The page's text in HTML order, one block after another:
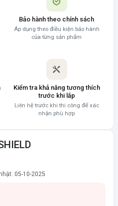
Bảo hành theo chính sách
Áp dụng theo điều kiện bảo hành
của từng sản phẩm
Kiểm tra khả năng tương thích
trước khi lắp
Liên hệ trước khi thi công để xác
nhận phù hợp
05-10-2025